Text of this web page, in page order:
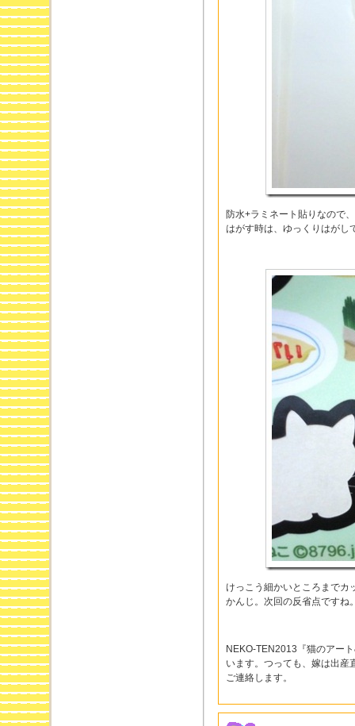
防水+ラミネート貼りなので
はがす時は、ゆっくりはがし
けっこう細かいところまで
かんじ。次回の反省点ですね
NEKO-TEN2013『猫のアー
います。つっても、嫁は出
ご連絡します。